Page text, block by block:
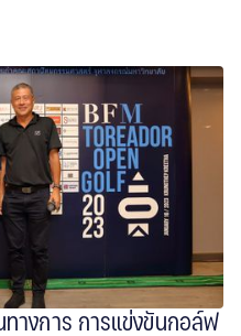
ทางการ การแข่งขันกอล์ฟ